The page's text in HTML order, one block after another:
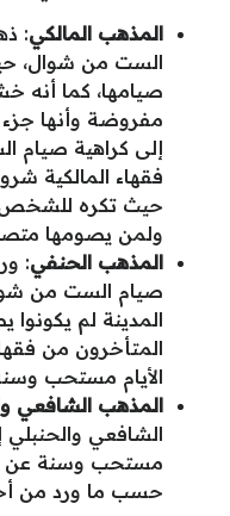
المذهب المالكي:
الست من شوال،
صيامها، كما أنه
مفروضة وأنها
إلى كراهية
فقهاء المالكية
حيث تكره للشخص
ولمن يصومها
المذهب الحنفي:
صيام الست من
المدينة لم يكونوا
المتأخرون من
الأيام مستحب
المذهب الشافعي
الشافعي
مستحب وسنة عن
حسب ما ورد من